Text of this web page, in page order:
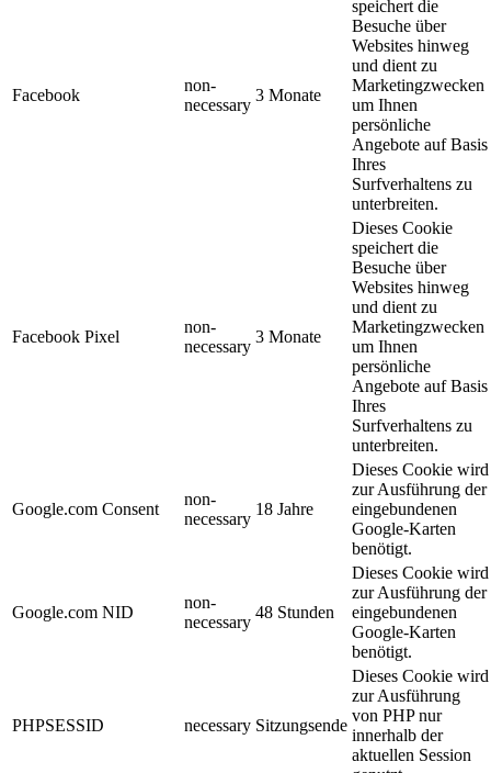
Facebook
non-
necessary
3 Monate
speichert die
Besuche über
Websites hinweg
und dient zu
Marketingzwecken
um Ihnen
persönliche
Angebote auf Basis
Ihres
Surfverhaltens zu
unterbreiten.
Facebook Pixel
non-
necessary
3 Monate
Dieses Cookie
speichert die
Besuche über
Websites hinweg
und dient zu
Marketingzwecken
um Ihnen
persönliche
Angebote auf Basis
Ihres
Surfverhaltens zu
unterbreiten.
Google.com Consent
non-
necessary
18 Jahre
Dieses Cookie wird
zur Ausführung der
eingebundenen
Google-Karten
benötigt.
Google.com NID
non-
necessary
48 Stunden
Dieses Cookie wird
zur Ausführung der
eingebundenen
Google-Karten
benötigt.
PHPSESSID necessary Sitzungsende
Dieses Cookie wird
zur Ausführung
von PHP nur
innerhalb der
aktuellen Session